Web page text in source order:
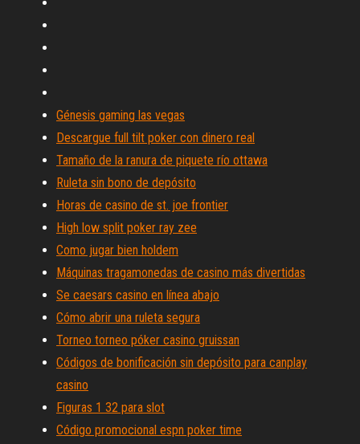
Génesis gaming las vegas
Descargue full tilt poker con dinero real
Tamaño de la ranura de piquete río ottawa
Ruleta sin bono de depósito
Horas de casino de st. joe frontier
High low split poker ray zee
Como jugar bien holdem
Máquinas tragamonedas de casino más divertidas
Se caesars casino en línea abajo
Cómo abrir una ruleta segura
Torneo torneo póker casino gruissan
Códigos de bonificación sin depósito para canplay
casino
Figuras 1 32 para slot
Código promocional espn poker time